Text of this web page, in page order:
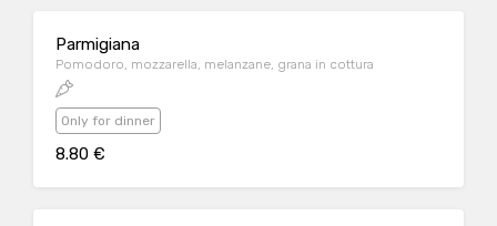
Parmigiana
Pomodoro, mozzarella, melanzane, grana in cottura
Only for dinner
8.80 €